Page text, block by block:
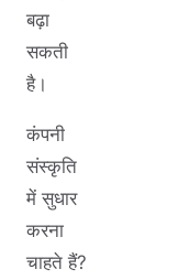
बढ़ा
सकती
है।
कंपनी
संस्कृति
में सुधार
करना
चाहते हैं?